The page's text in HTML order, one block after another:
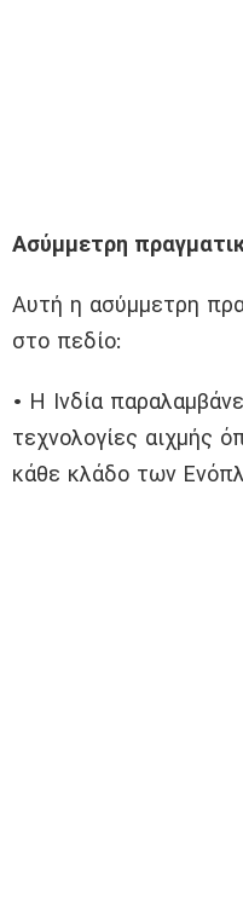
Ασύμμετρη
Αυτή η ασύμμετρη
στο πεδίο:
• Η Ινδία
τεχνολογίες αιχμής
κάθε κλάδο των